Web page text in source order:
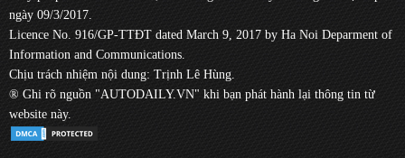
ngày 09/3/2017.
Licence No. 916/GP-TTĐT dated March 9, 2017 by Ha Noi Deparment of
Information and Communications.
Chịu trách nhiệm nội dung: Trịnh Lê Hùng.
® Ghi rõ nguồn "AUTODAILY.VN" khi bạn phát hành lại thông tin từ
website này.